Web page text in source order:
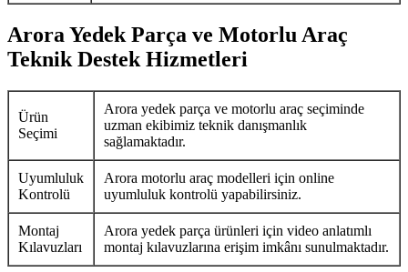
Arora Yedek Parça ve Motorlu Araç
Teknik Destek Hizmetleri
Ürün
Seçimi
Arora yedek parça ve motorlu araç seçiminde
uzman ekibimiz teknik danışmanlık
sağlamaktadır.
Uyumluluk
Kontrolü
Arora motorlu araç modelleri için online
uyumluluk kontrolü yapabilirsiniz.
Montaj
Kılavuzları
Arora yedek parça ürünleri için video anlatımlı
montaj kılavuzlarına erişim imkânı sunulmaktadır.